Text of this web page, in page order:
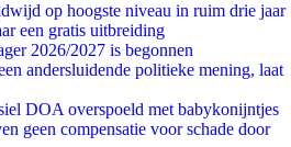
op hoogste niveau in ruim drie jaar
een gratis uitbreiding
2026/2027 is begonnen
andersluidende politieke mening, laat
DOA overspoeld met babykonijntjes
geen compensatie voor schade door